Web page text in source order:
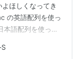
ほしくなってき
の英語配列を使っ
本語配列を使って
ずですが 山根さ